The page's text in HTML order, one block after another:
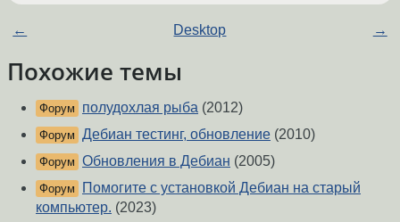
← Desktop →
Похожие темы
Форум полудохлая рыба (2012)
Форум Дебиан тестинг, обновление (2010)
Форум Обновления в Дебиан (2005)
Форум
Помогите с установкой Дебиан на старый
компьютер. (2023)